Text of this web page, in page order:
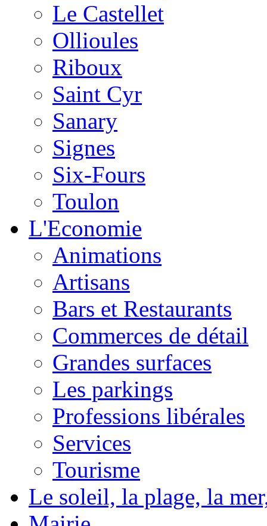
Le Castellet
Ollioules
Riboux
Saint Cyr
Sanary
Signes
Six-Fours
Toulon
L'Economie
Animations
Artisans
Bars et Restaurants
Commerces de détail
Grandes surfaces
Les parkings
Professions libérales
Services
Tourisme
Le soleil, la plage, la